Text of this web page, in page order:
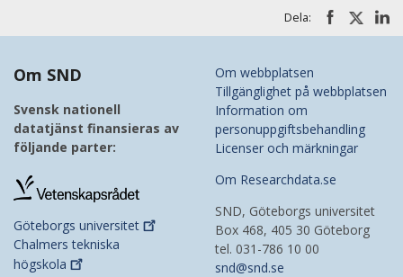
Dela:
Om SND
Svensk nationell
datatjänst finansieras av
följande parter:
Göteborgs universitet
Chalmers tekniska
högskola
Om webbplatsen
Tillgänglighet på webbplatsen
Information om
personuppgiftsbehandling
Licenser och märkningar
Om Researchdata.se
SND, Göteborgs universitet
Box 468, 405 30 Göteborg
tel. 031-786 10 00
snd@snd.se